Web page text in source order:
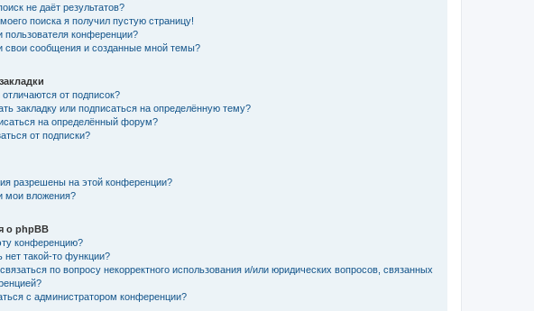
не даёт результатов?
поиска я получил пустую страницу!
пользователя конференции?
свои сообщения и созданные мной темы?
от подписок?
закладку или подписаться на определённую тему?
на определённый форум?
от подписки?
разрешены на этой конференции?
мои вложения?
о phpBB
конференцию?
нет такой-то функции?
по вопросу некорректного использования и/или юридических вопросов, связанных
с администратором конференции?